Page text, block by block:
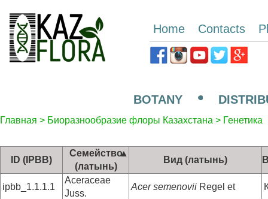
Home Contacts
BOTANY
Главная > Биоразнообразие флоры Казахстана > Генетика
ID (IPBB)
Семейство
(латынь)
Вид (латынь)
ipbb_1.1.1.1
Aceraceae
Juss.
Acer semenovii Regel et